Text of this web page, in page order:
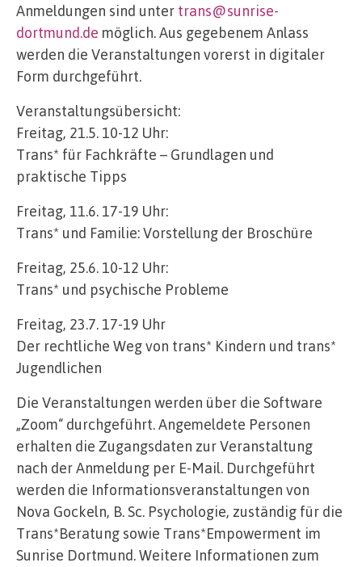
Anmeldungen sind unter trans@sunrise-
dortmund.de möglich. Aus gegebenem Anlass
werden die Veranstaltungen vorerst in digitaler
Form durchgeführt.
Veranstaltungsübersicht:
Freitag, 21.5. 10-12 Uhr:
Trans* für Fachkräfte – Grundlagen und
praktische Tipps
Freitag, 11.6. 17-19 Uhr:
Trans* und Familie: Vorstellung der Broschüre
Freitag, 25.6. 10-12 Uhr:
Trans* und psychische Probleme
Freitag, 23.7. 17-19 Uhr
Der rechtliche Weg von trans* Kindern und trans*
Jugendlichen
Die Veranstaltungen werden über die Software
„Zoom“ durchgeführt. Angemeldete Personen
erhalten die Zugangsdaten zur Veranstaltung
nach der Anmeldung per E-Mail. Durchgeführt
werden die Informationsveranstaltungen von
Nova Gockeln, B. Sc. Psychologie, zuständig für die
Trans*Beratung sowie Trans*Empowerment im
Sunrise Dortmund. Weitere Informationen zum